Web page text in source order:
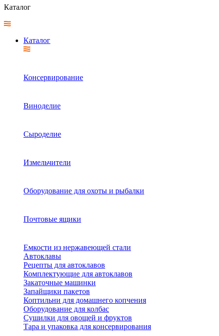
Каталог
Каталог
Консервирование
Виноделие
Сыроделие
Измельчители
Оборудование для охоты и рыбалки
Почтовые ящики
Емкости из нержавеющей стали
Автоклавы
Рецепты для автоклавов
Комплектующие для автоклавов
Закаточные машинки
Запайщики пакетов
Коптильни для домашнего копчения
Оборудование для колбас
Сушилки для овощей и фруктов
Тара и упаковка для консервирования